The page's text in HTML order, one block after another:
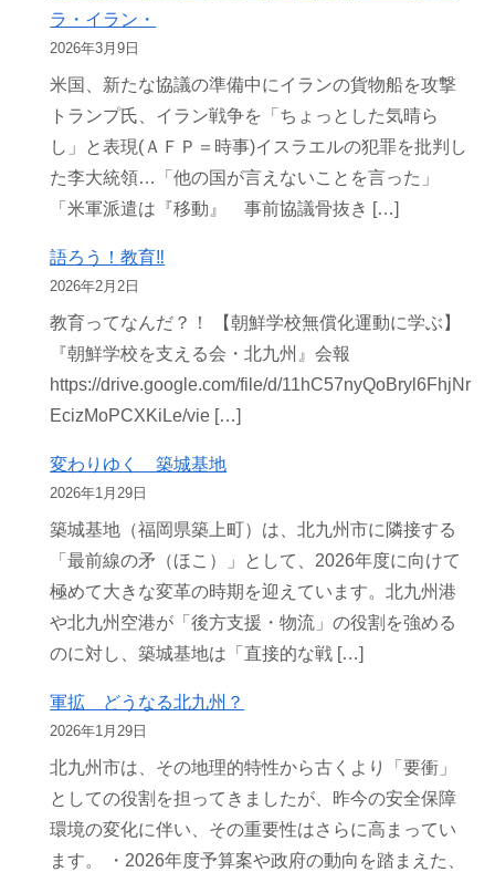
ラ・イラン・
2026年3月9日
米国、新たな協議の準備中にイランの貨物船を攻撃
トランプ氏、イラン戦争を「ちょっとした気晴ら
し」と表現(ＡＦＰ＝時事)イスラエルの犯罪を批判し
た李大統領…「他の国が言えないことを言った」
「米軍派遣は『移動』 事前協議骨抜き […]
語ろう！教育‼
2026年2月2日
教育ってなんだ？！ 【朝鮮学校無償化運動に学ぶ】
『朝鮮学校を支える会・北九州』会報
https://drive.google.com/file/d/11hC57nyQoBryl6FhjNr
EcizMoPCXKiLe/vie […]
変わりゆく 築城基地
2026年1月29日
築城基地（福岡県築上町）は、北九州市に隣接する
「最前線の矛（ほこ）」として、2026年度に向けて
極めて大きな変革の時期を迎えています。北九州港
や北九州空港が「後方支援・物流」の役割を強める
のに対し、築城基地は「直接的な戦 […]
軍拡 どうなる北九州？
2026年1月29日
北九州市は、その地理的特性から古くより「要衝」
としての役割を担ってきましたが、昨今の安全保障
環境の変化に伴い、その重要性はさらに高まってい
ます。 ・2026年度予算案や政府の動向を踏まえた、